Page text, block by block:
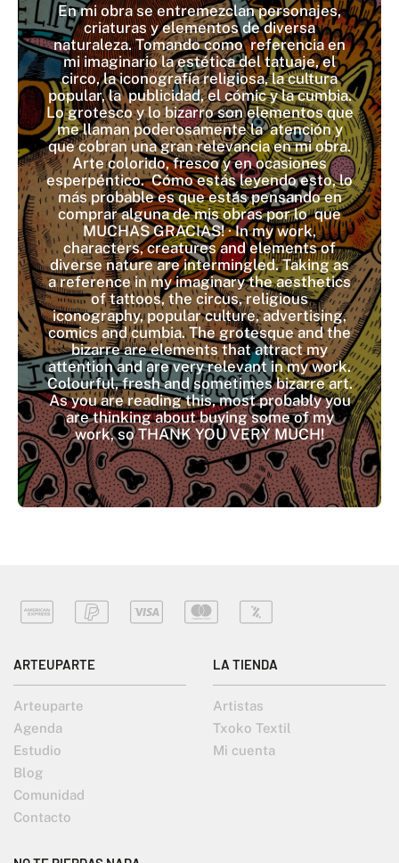
En mi obra se entremezclan personajes,
criaturas y elementos de diversa
naturaleza. Tomando como referencia en
mi imaginario la estética del tatuaje, el
circo, la iconografía religiosa, la cultura
popular, la publicidad, el cómic y la cumbia.
Lo grotesco y lo bizarro son elementos que
me llaman poderosamente la atención y
que cobran una gran relevancia en mi obra.
Arte colorido, fresco y en ocasiones
esperpéntico. Cómo estás leyendo esto, lo
más probable es que estás pensando en
comprar alguna de mis obras por lo que
MUCHAS GRACIAS! · In my work,
characters, creatures and elements of
diverse nature are intermingled. Taking as
a reference in my imaginary the aesthetics
of tattoos, the circus, religious
iconography, popular culture, advertising,
comics and cumbia. The grotesque and the
bizarre are elements that attract my
attention and are very relevant in my work.
Colourful, fresh and sometimes bizarre art.
As you are reading this, most probably you
are thinking about buying some of my
work, so THANK YOU VERY MUCH!
ARTEUPARTE
Arteuparte
Agenda
Estudio
Blog
Comunidad
Contacto
LA TIENDA
Artistas
Txoko Textil
Mi cuenta